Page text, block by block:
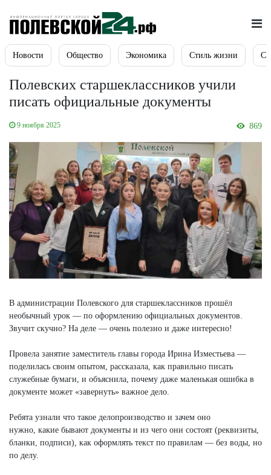
Новости Общество Экономика Стиль жизни
Полевских старшеклассников учили
писать официальные документы
9 ноября 2025 869
В администрации Полевского для старшеклассников прошёл
необычный урок — по оформлению официальных документов.
Звучит скучно? На деле — очень полезно и даже интересно!
Провела занятие заместитель главы города Ирина Изместьева —
поделилась своим опытом, рассказала, как правильно писать
служебные бумаги, и объяснила, почему даже маленькая ошибка в
документе может «завернуть» важное дело.
Ребята узнали что такое делопроизводство и зачем оно
нужно, какие бывают документы и из чего они состоят (реквизиты,
бланки, подписи), как оформлять текст по правилам — без воды, но
по делу.